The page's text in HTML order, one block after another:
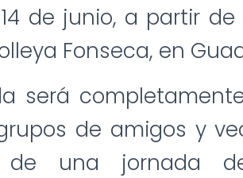
de junio, a partir de
Fonseca, en
será
de amigos y
de una jornada